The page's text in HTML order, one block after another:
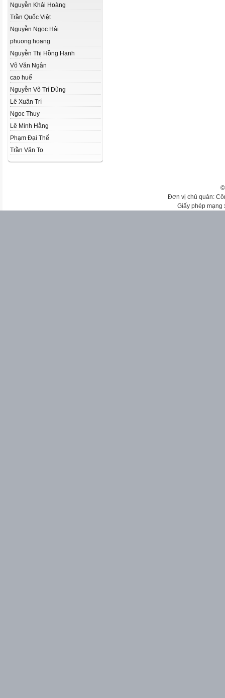
Nguyễn Khải Hoàng
Trần Quốc Việt
Nguyễn Ngọc Hải
phuong hoang
Nguyễn Thị Hồng Hạnh
Võ Văn Ngân
cao huế
Nguyễn Võ Trí Dũng
Lê Xuân Trí
Ngoc Thuy
Lê Minh Hằng
Phạm Đại Thế
Trần Văn To
Đơn vị chủ quản:
Giấy phép mạng